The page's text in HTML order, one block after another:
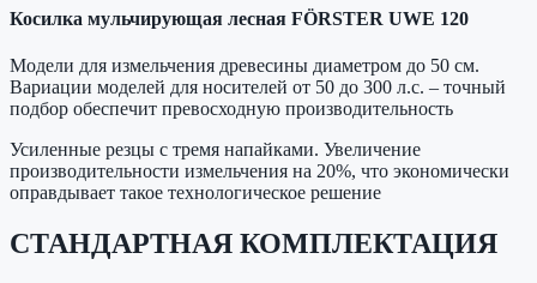
Косилка мульчирующая лесная FÖRSTER UWE 120
Модели для измельчения древесины диаметром до 50 см.
Вариации моделей для носителей от 50 до 300 л.с. – точный
подбор обеспечит превосходную производительность
Усиленные резцы с тремя напайками. Увеличение
производительности измельчения на 20%, что экономически
оправдывает такое технологическое решение
СТАНДАРТНАЯ КОМПЛЕКТАЦИЯ